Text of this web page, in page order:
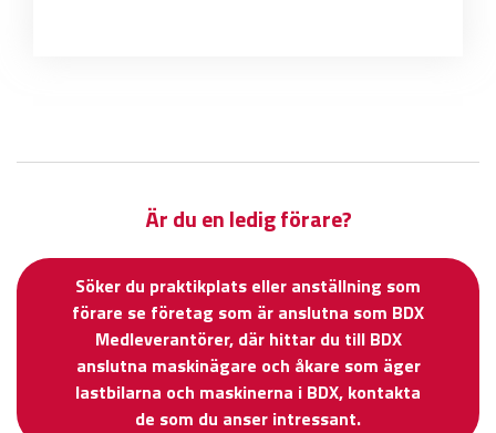
Är du en ledig förare?
Söker du praktikplats eller anställning som
förare se företag som är anslutna som BDX
Medleverantörer, där hittar du till BDX
anslutna maskinägare och åkare som äger
lastbilarna och maskinerna i BDX, kontakta
de som du anser intressant.